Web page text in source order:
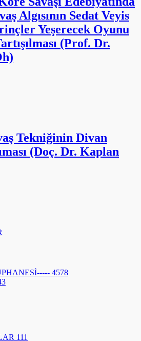
Algısının Sedat Veyis
Yeşerecek Oyunu
(Prof. Dr.
Tekniğinin Divan
(Doç. Dr. Kaplan
4578
111